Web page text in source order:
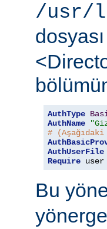
/usr/
AuthType
AuthName
#
AuthUserFile
Require user
Bu